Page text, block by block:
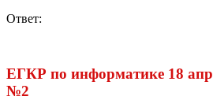
Ответ:
ЕГКР по информатике 18
№2